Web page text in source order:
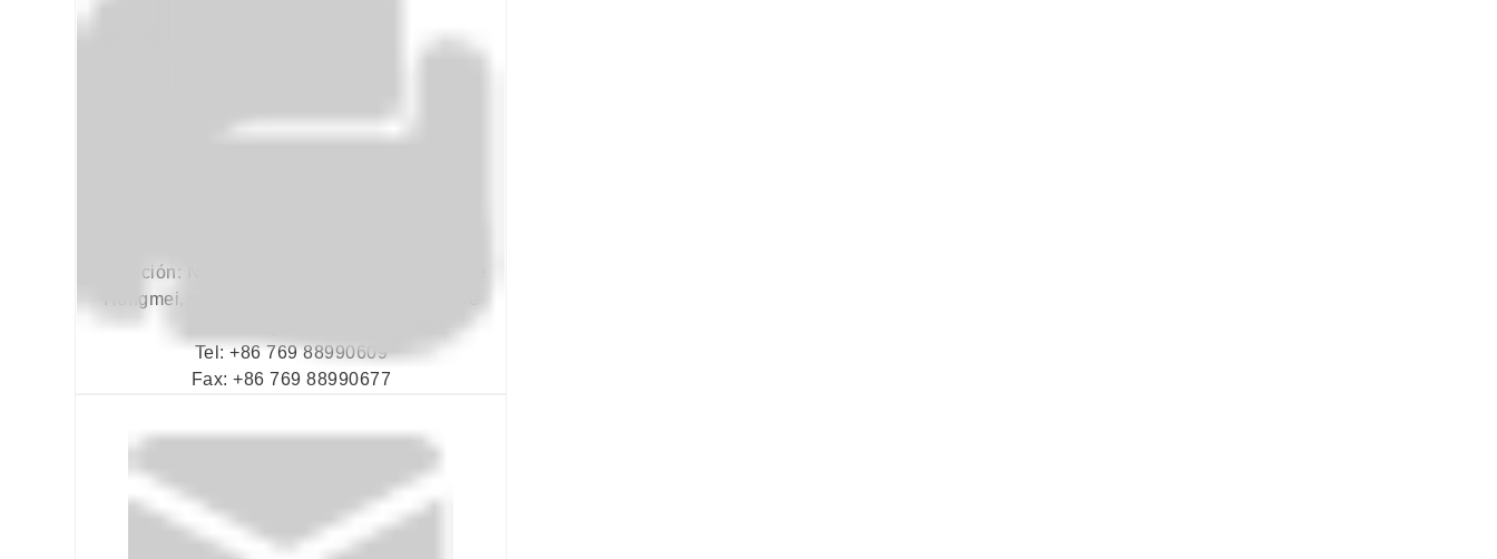
Dirección: N.º 1, calle Liansheng, localidad de
Hongmei, ciudad de Dongguan, provincia de
Tel: +86 769 88990609
Fax: +86 769 88990677